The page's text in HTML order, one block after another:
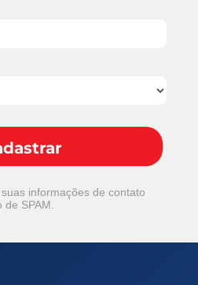
informações de contato
SPAM.